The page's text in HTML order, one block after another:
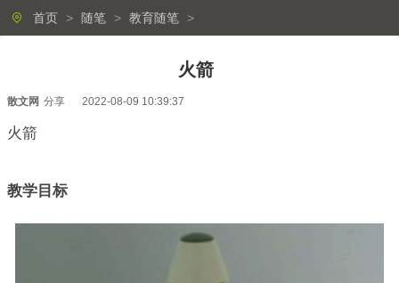
首页 > 随笔 > 教育随笔 >
火箭
散文网 分享 2022-08-09 10:39:37
火箭
教学目标